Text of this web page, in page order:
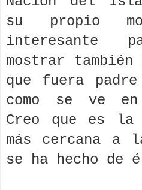
su propio
interesante
mostrar también
que fuera
como se ve
Creo que es la
más cercana a
se ha hecho de